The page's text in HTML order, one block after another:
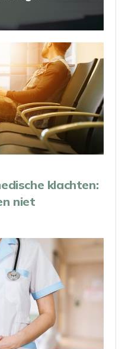
klachten:
niet